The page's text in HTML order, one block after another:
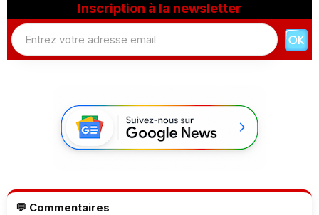
Inscription à la newsletter
💬 Commentaires